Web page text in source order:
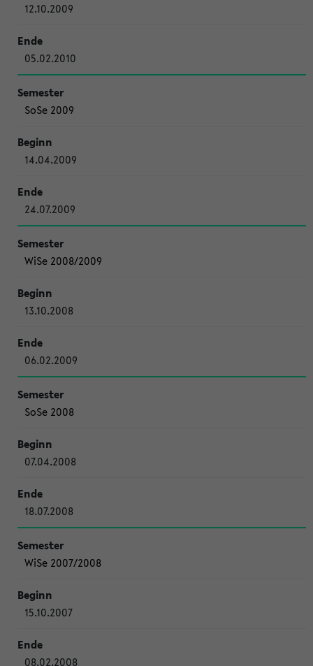
12.10.2009
05.02.2010
SoSe 2009
14.04.2009
24.07.2009
WiSe 2008/2009
13.10.2008
06.02.2009
SoSe 2008
07.04.2008
18.07.2008
WiSe 2007/2008
15.10.2007
08.02.2008